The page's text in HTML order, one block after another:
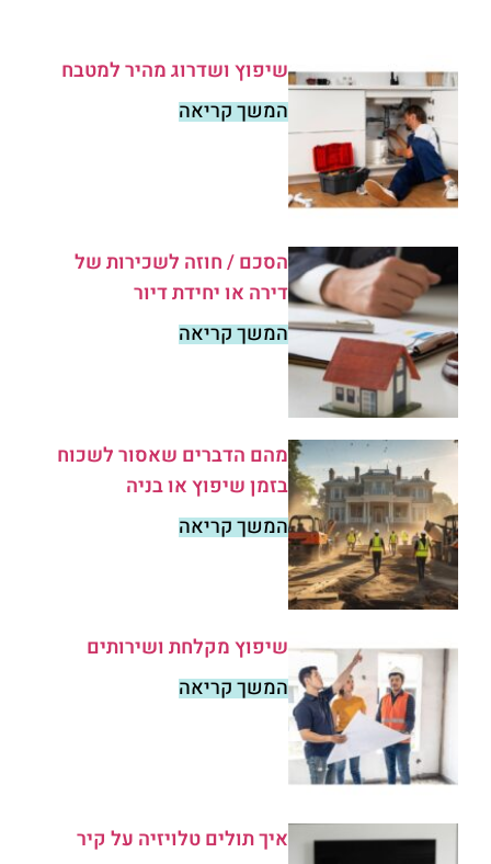
שיפוץ ושדרוג מהיר למטבח
המשך קריאה
הסכם / חוזה לשכירות של
דירה או יחידת דיור
המשך קריאה
מהם הדברים שאסור לשכוח
בזמן שיפוץ או בניה
המשך קריאה
שיפוץ מקלחת ושירותים
המשך קריאה
איך תולים טלויזיה על קיר